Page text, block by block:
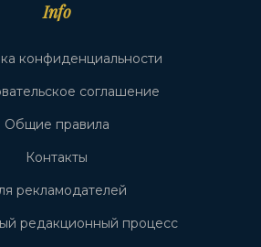
Info
конфиденциальности
соглашение
Общие правила
Контакты
рекламодателей
редакционный процесс